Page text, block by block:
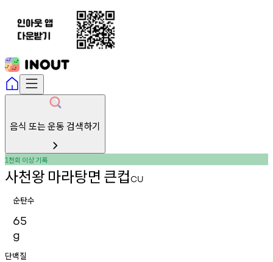
음식 또는 운동 검색하기
1천회 이상기록
사천왕 마라탕면 큰컵CU
순탄수
65
g
단백질